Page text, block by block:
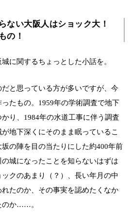
ない大阪人はショック大！
の！
に関するちょっとした小話を。
と思っている方が多いですが、今
たもの。1959年の学術調査で地下
り、1984年の水道工事に伴う調査
地下深くにそのまま眠っているこ
の陣を目の当たりにした約400年前
城になったことを知らないはずは
クのあまり（？）、長い年月の中
たのか、その事実を認めたくなか
のか……。